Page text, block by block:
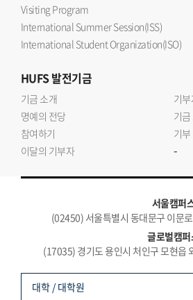
Visiting Program
International Summer Session(ISS)
International Student Organization(ISO)
HUFS발전기금
기금 소개
기
명예의 전당
기금
참여하기
기
이달의 기부자
-
서울캠퍼
(02450) 서울특별시 동대문구 이문
글로벌캠
(17035) 경기도 용인시 처인구 모현
대학 / 대학원